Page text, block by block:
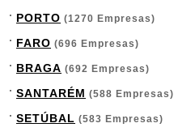
PORTO (1270 Empresas)
FARO (696 Empresas)
BRAGA (692 Empresas)
SANTARÉM (588 Empresas)
SETÚBAL (583 Empresas)